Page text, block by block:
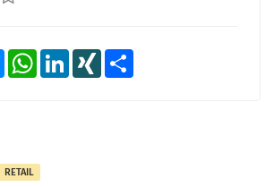
MessengerWhatsAppLinkedInXING
RETAIL